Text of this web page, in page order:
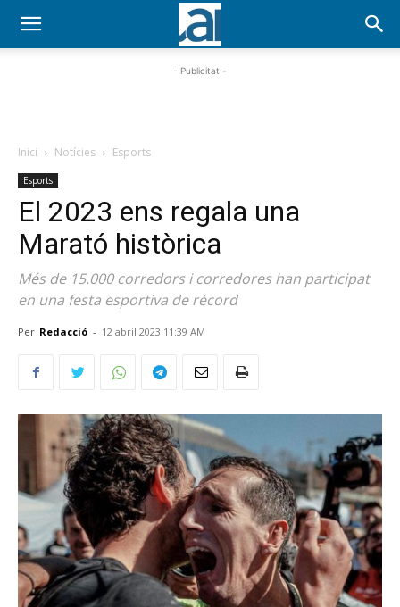
- Publicitat -
Inici Notícies Esports
Esports
El 2023 ens regala una
Marató històrica
Més de 15.000 corredors i corredores han participat
en una festa esportiva de rècord
Per Redacció - 12 abril 2023 11:39 AM